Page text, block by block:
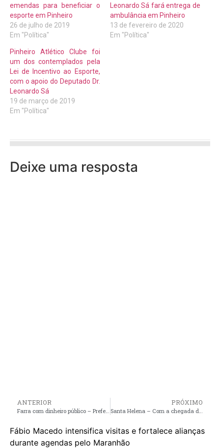
emendas para beneficiar o
esporte em Pinheiro
26 de julho de 2019
Em "Política"
Leonardo Sá fará entrega de
ambulância em Pinheiro
13 de fevereiro de 2020
Em "Política"
Pinheiro Atlético Clube foi
um dos contemplados pela
Lei de Incentivo ao Esporte,
com o apoio do Deputado Dr.
Leonardo Sá
19 de março de 2019
Em "Política"
Deixe uma resposta
ANTERIOR PRÓXIMO
Fábio Macedo intensifica visitas e fortalece alianças
durante agendas pelo Maranhão